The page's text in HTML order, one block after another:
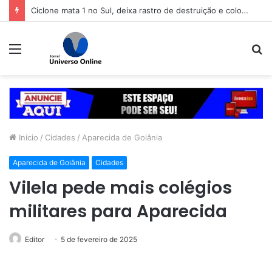
Ciclone mata 1 no Sul, deixa rastro de destruição e coloca 11 estados em alerta
Menu
Início / Cidades / Aparecida de Goiânia
Aparecida de Goiânia Cidades
Vilela pede mais colégios
militares para Aparecida
Editor 5 de fevereiro de 2025